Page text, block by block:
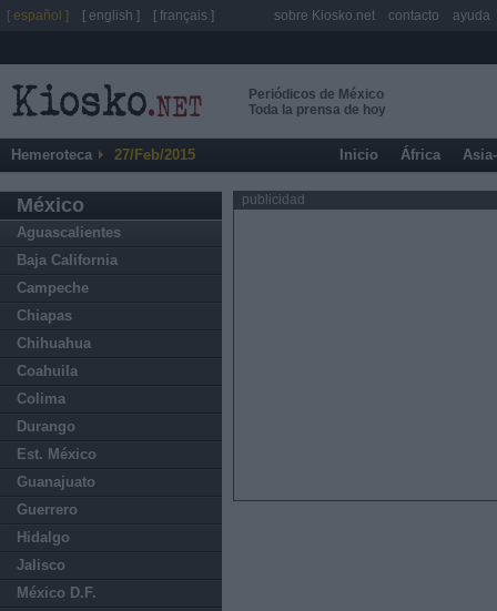
Periódicos de México
Toda la prensa de hoy
Hemeroteca 27/Feb/2015 Inicio África
México
Aguascalientes
Baja California
Campeche
Chiapas
Chihuahua
Coahuila
Colima
Durango
Est. México
Guanajuato
Guerrero
Hidalgo
Jalisco
México D.F.
publicidad
[ español ] [ english ] [ français ] sobre Kiosko.net contacto ayuda